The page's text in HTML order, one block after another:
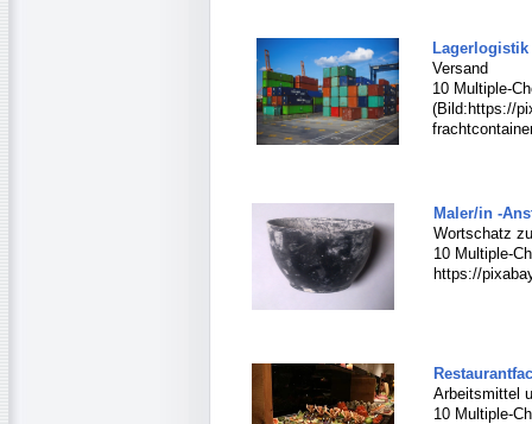
Lagerlogistik
Versand
10 Multiple-
(Bild:https://
Maler/in -
Wortschatz
10 Multiple-
https://
Arbeitsmittel
10 Multiple-